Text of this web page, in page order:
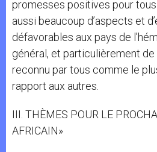
promesses positives pour
aussi beaucoup d’aspects et
défavorables aux pays de
général, et particulièrement de
reconnu par tous comme le
rapport aux autres.
III. THÈMES POUR LE
AFRICAIN»